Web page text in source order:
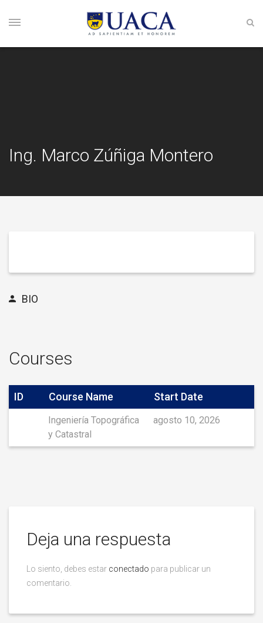
Ing. Marco Zúñiga Montero
BIO
Courses
ID Course Name Start Date
Ingeniería Topográfica
y Catastral
agosto 10, 2026
Deja una respuesta
Lo siento, debes estar conectado para publicar un
comentario.